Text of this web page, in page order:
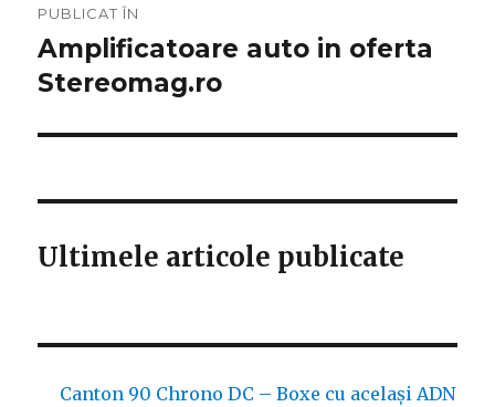
în
articole
PUBLICAT ÎN
Amplificatoare auto in oferta
Stereomag.ro
Ultimele articole publicate
Canton 90 Chrono DC – Boxe cu același ADN